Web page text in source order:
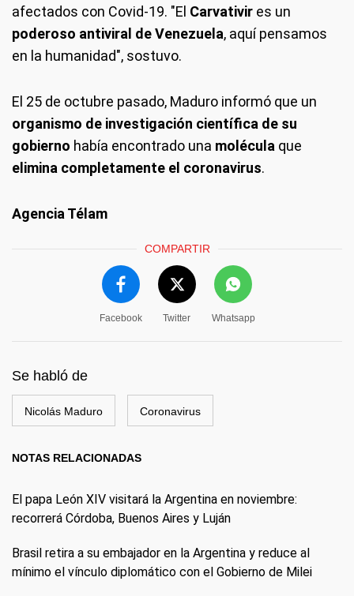
afectados con Covid-19. "El Carvativir es un
poderoso antiviral de Venezuela, aquí pensamos
en la humanidad", sostuvo.
El 25 de octubre pasado, Maduro informó que un
organismo de investigación científica de su
gobierno había encontrado una molécula que
elimina completamente el coronavirus.
Agencia Télam
COMPARTIR
Facebook Twitter Whatsapp
Se habló de
Nicolás Maduro Coronavirus
NOTAS RELACIONADAS
El papa León XIV visitará la Argentina en noviembre:
recorrerá Córdoba, Buenos Aires y Luján
Brasil retira a su embajador en la Argentina y reduce al
mínimo el vínculo diplomático con el Gobierno de Milei